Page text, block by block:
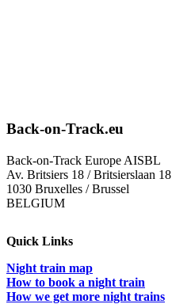
Back-on-Track.eu
Back-on-Track Europe AISBL
Av. Britsiers 18 / Britsierslaan 18
1030 Bruxelles / Brussel
BELGIUM
Quick Links
Night train map
How to book a night train
How we get more night trains